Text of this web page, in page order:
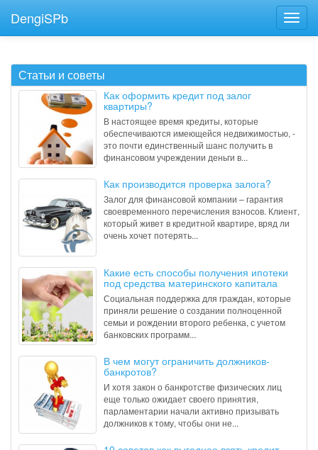
DengiSPb
Статьи и советы
Как оформить кредит под залог
квартиры?
В настоящее время кредиты, которые
обеспечиваются имеющейся недвижимостью, -
это почти единственный шанс получить в
финансовом учреждении деньги в...
Как производится проверка залога?
Залог для финансовой компании – гарантия
своевременного перечисления взносов. Клиент,
который живет в кредитной квартире, вряд ли
очень хочет потерять...
Какие есть способы получения ипотеки
под средства материнского капитала
Социальная поддержка для граждан, которые
приняли решение о создании полноценной
семьи и рождении второго ребенка, с учетом
банковских программ...
В чем могут ограничить должников-
банкротов?
И хотя закон о банкротстве физических лиц
еще только ожидает своего принятия,
парламентарии начали активно призывать
должников к тому, чтобы они не...